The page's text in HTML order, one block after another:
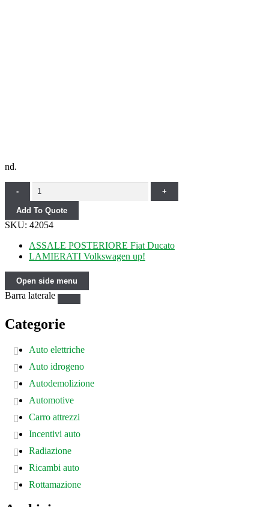
nd.
- Quantity +
Add To Quote
SKU: 42054
ASSALE POSTERIORE Fiat Ducato
LAMIERATI Volkswagen up!
Open side menu
Barra laterale
Categorie
Auto elettriche
Auto idrogeno
Autodemolizione
Automotive
Carro attrezzi
Incentivi auto
Radiazione
Ricambi auto
Rottamazione